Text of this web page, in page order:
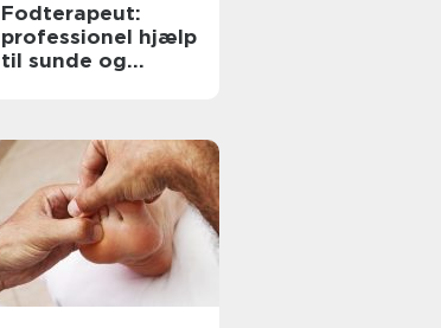
Fodterapeut:
professionel hjælp
til sunde og